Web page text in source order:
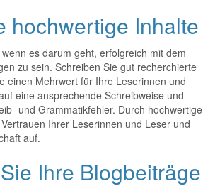
hochwertige Inhalte
es darum geht, erfolgreich mit dem
zu sein. Schreiben Sie gut recherchierte
einen Mehrwert für Ihre Leserinnen und
eine ansprechende Schreibweise und
und Grammatikfehler. Durch hochwertige
Ihrer Leserinnen und Leser und
auf.
Ihre Blogbeiträge